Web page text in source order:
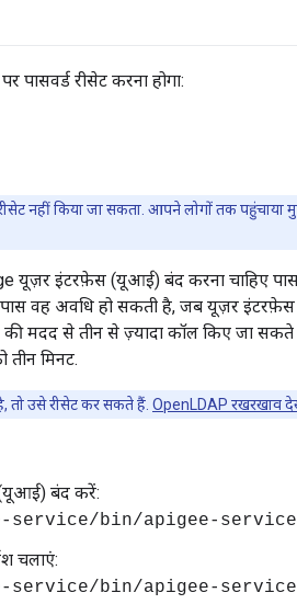
पासवर्ड रीसेट करना होगा:
नहीं किया जा सकता. आपने लोगों तक पहुंचाया
यूज़र इंटरफ़ेस (यूआई) बंद करना चाहिए
पास वह अवधि हो सकती है, जब यूज़र
मदद से तीन से ज़्यादा कॉल किए जा सकते हैं
तीन मिनट.
तो उसे रीसेट कर सकते हैं. OpenLDAP रखरखाव
बंद करें:
bin/apigee-service
चलाएं:
bin/apigee-service